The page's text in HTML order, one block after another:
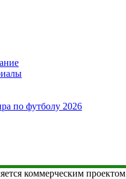
по футболу 2026
коммерческим